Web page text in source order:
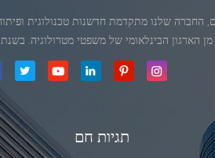
של משפטי מטרולוגיה. בשנת 1999, שיאמן ג'אדברסולם ושות 'בע"מהיה
תגיות חם